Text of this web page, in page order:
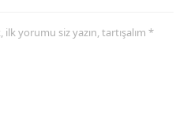
yorumu siz yazın, tartışalım *